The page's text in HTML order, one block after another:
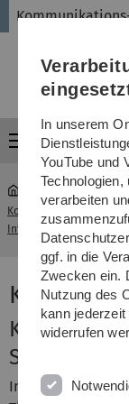
Menü
Kommunikations- und
Informationszentrum (kiz)
Kurse,
Kurs "Fit
In diesem Kurs
In unserem
YouTube und
verarbeiten
ggf. in die
Zwecken ein.
Nutzung des
kann
widerrufen